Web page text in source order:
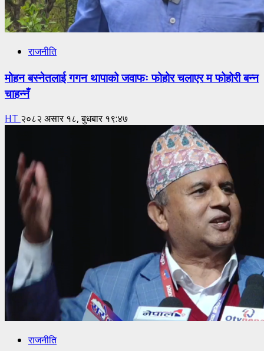
राजनीति
मोहन बस्नेतलाई गगन थापाको जवाफः फोहोर चलाएर म फोहोरी बन्न
चाहन्नँ
HT २०८२ असार १८, बुधबार १९:४७
राजनीति